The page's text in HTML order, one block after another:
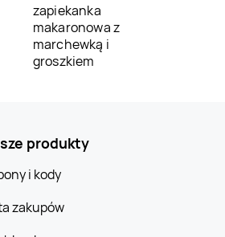
zapiekanka
makaronowa z
marchewką i
groszkiem
produkty
i kody
zakupów